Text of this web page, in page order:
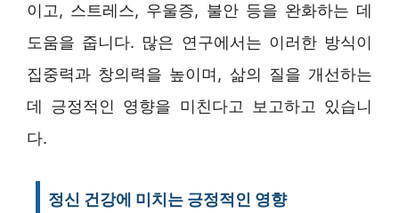
이고, 스트레스, 우울증, 불안 등을 완화하는 데
도움을 줍니다. 많은 연구에서는 이러한 방식이
집중력과 창의력을 높이며, 삶의 질을 개선하는
데 긍정적인 영향을 미친다고 보고하고 있습니
다.
정신 건강에 미치는 긍정적인 영향